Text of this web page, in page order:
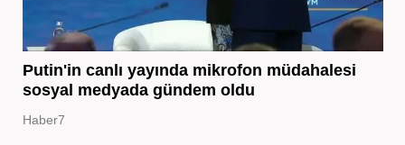
Putin'in canlı yayında mikrofon müdahalesi
sosyal medyada gündem oldu
Haber7